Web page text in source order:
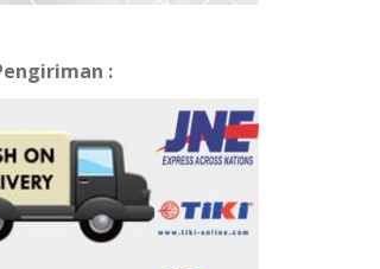
: